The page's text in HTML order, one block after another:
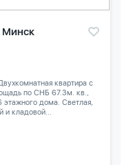
Минск
квартира с
по СНБ 67.3м. кв.,
этажного дома. Светлая,
и кладовой...